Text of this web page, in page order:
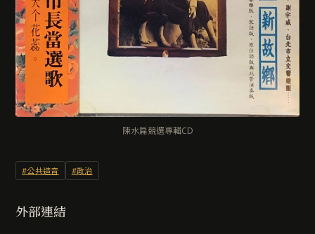
陳水扁競選專輯CD
#公共造音 #政治
外部連結